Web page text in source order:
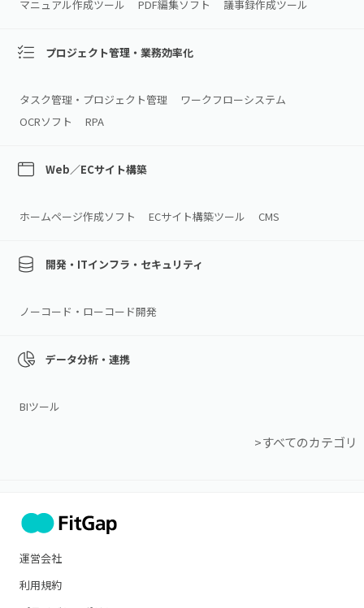
マニュアル作成ツール PDF編集ソフト 議事録作成ツール
プロジェクト管理・業務効率化
タスク管理・プロジェクト管理
ワークフローシステム
OCRソフト
RPA
Web／ECサイト構築
ホームページ作成ソフト ECサイト構築ツール CMS
開発・ITインフラ・セキュリティ
ノーコード・ローコード開発
データ分析・連携
BIツール
>すべてのカテゴリ
運営会社
利用規約